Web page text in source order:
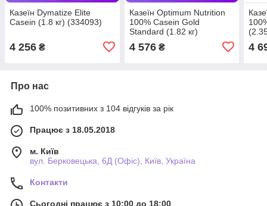
Казеїн Dymatize Elite
Casein (1.8 кг) (334093)
4 256 ₴
Казеїн Optimum Nutrition
100% Casein Gold
Standard (1.82 кг)
4 576₴ 4
Про нас
100% позитивних з 104 відгуків за рік
Працює з 18.05.2018
м. Київ
вул. Берковецька, 6Д (Офіс), Київ, Україна
Контакти
Сьогодні працює з 10:00 до 18:00